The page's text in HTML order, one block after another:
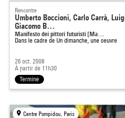
Rencontre
Umberto Boccioni, Carlo Carrà,
Giacomo B…
Manifesto dei pittori futuristi [Ma…
Dans le cadre de Un dimanche, une oeuvre
26 oct. 2008
À partir de 11h30
Terminé
Centre Pompidou, Paris